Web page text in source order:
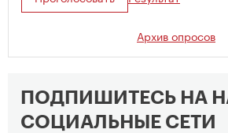
Архив опросов
ПОДПИШИТЕСЬ НА
СОЦИАЛЬНЫЕ СЕТИ